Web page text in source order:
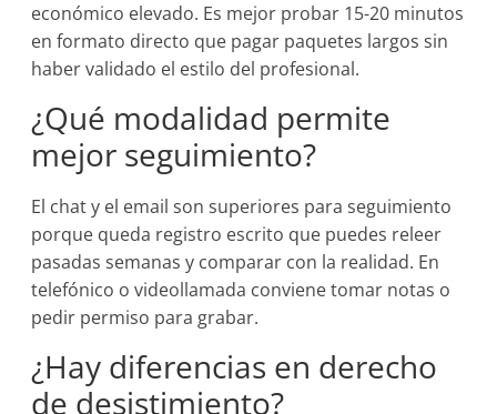
económico elevado. Es mejor probar 15-20 minutos
en formato directo que pagar paquetes largos sin
haber validado el estilo del profesional.
¿Qué modalidad permite
mejor seguimiento?
El chat y el email son superiores para seguimiento
porque queda registro escrito que puedes releer
pasadas semanas y comparar con la realidad. En
telefónico o videollamada conviene tomar notas o
pedir permiso para grabar.
¿Hay diferencias en derecho
de desistimiento?